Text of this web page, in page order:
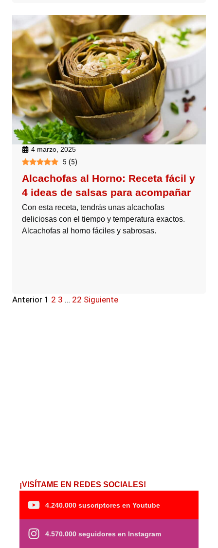
4 marzo, 2025
5 (5)
Alcachofas al Horno: Receta fácil y
4 ideas de salsas para acompañar
Con esta receta, tendrás unas alcachofas
deliciosas con el tiempo y temperatura exactos.
Alcachofas al horno fáciles y sabrosas.
Anterior 1 2 3 … 22 Siguiente
¡VISÍTAME EN REDES SOCIALES!
4.240.000 suscriptores en Youtube
4.570.000 seguidores en Instagram